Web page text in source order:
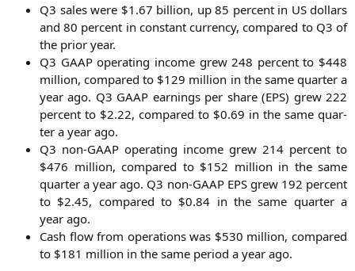
Q3 sales were $1.67 bil­li­on, up 85 per­cent in USdol­lars
and 80 per­cent in con­stant cur­ren­cy, com­pared to Q3 of
the pri­or year.
Q3 GAAPope­ra­ting inco­me grew 248 per­cent to $448
mil­li­on, com­pared to $129 mil­li­on in the same quar­ter a
year ago. Q3 GAAP ear­nings per share (EPS) grew 222
per­cent to $2.22, com­pared to $0.69 in the same quar­
ter a year ago.
Q3 non-GAAP ope­ra­ting inco­me grew 214 per­cent to
$476 mil­li­on, com­pared to $152 mil­li­on in the same
quar­ter a year ago. Q3 non-GAAP EPSgrew 192 per­cent
to $2.45, com­pared to $0.84 in the same quar­ter a
year ago.
Cash flow from ope­ra­ti­ons was $530 mil­li­on, com­pared
to $181 mil­li­on in the same peri­od a year ago.